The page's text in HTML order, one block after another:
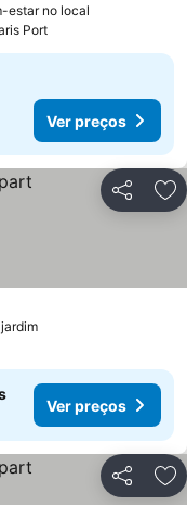
estar no local
Port
Ver preços
Partilhar
Ver preços
Partilhar